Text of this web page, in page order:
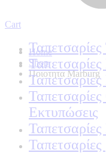
Home
Shop
Ποιοτητα Marburg
Cart
Ταπετσαρίες
Εκτυπώσεις
Ταπετσαρίες